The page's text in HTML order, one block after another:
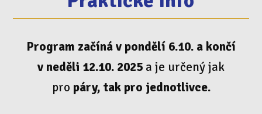
Program začíná v pondělí 6.10. a končí
v neděli 12.10. 2025 a je určený jak
pro páry, tak pro jednotlivce.